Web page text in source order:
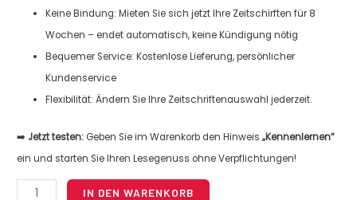
Keine Bindung: Mieten Sie sich jetzt Ihre Zeitschirften für 8
Wochen – endet automatisch, keine Kündigung nötig
Bequemer Service: Kostenlose Lieferung, persönlicher
Kundenservice
Flexibilität: Ändern Sie Ihre Zeitschriftenauswahl jederzeit.
➡️ Jetzt testen: Geben Sie im Warenkorb den Hinweis„Kennenlernen“
ein und starten Sie Ihren Lesegenuss ohne Verpflichtungen!
IN DEN WARENKORB